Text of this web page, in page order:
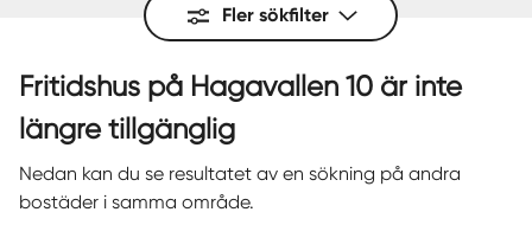
Fler sökfilter
Fritidshus på Hagavallen 10 är inte
längre tillgänglig
Nedan kan du se resultatet av en sökning på andra
bostäder i samma område.